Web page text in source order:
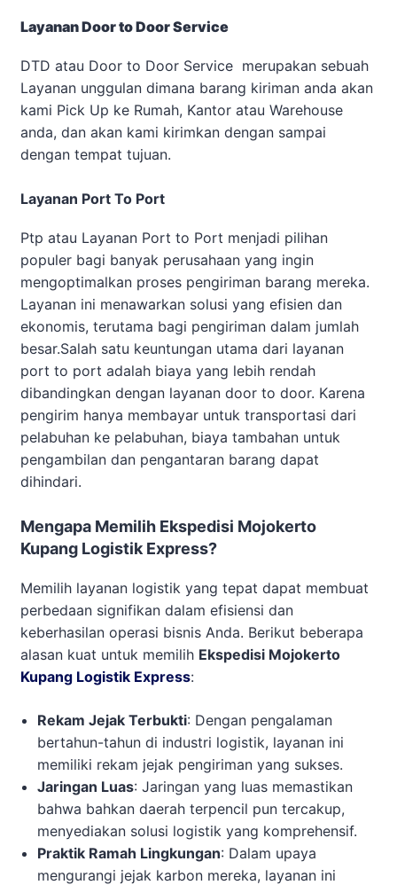
Layanan Door to Door Service
DTD atau Door to Door Service merupakan sebuah
Layanan unggulan dimana barang kiriman anda akan
kami Pick Up ke Rumah, Kantor atau Warehouse
anda, dan akan kami kirimkan dengan sampai
dengan tempat tujuan.
Layanan Port To Port
Ptp atau Layanan Port to Port menjadi pilihan
populer bagi banyak perusahaan yang ingin
mengoptimalkan proses pengiriman barang mereka.
Layanan ini menawarkan solusi yang efisien dan
ekonomis, terutama bagi pengiriman dalam jumlah
besar.Salah satu keuntungan utama dari layanan
port to port adalah biaya yang lebih rendah
dibandingkan dengan layanan door to door. Karena
pengirim hanya membayar untuk transportasi dari
pelabuhan ke pelabuhan, biaya tambahan untuk
pengambilan dan pengantaran barang dapat
dihindari.
Mengapa Memilih Ekspedisi Mojokerto
Kupang Logistik Express?
Memilih layanan logistik yang tepat dapat membuat
perbedaan signifikan dalam efisiensi dan
keberhasilan operasi bisnis Anda. Berikut beberapa
alasan kuat untuk memilih Ekspedisi Mojokerto
Kupang Logistik Express:
Rekam Jejak Terbukti: Dengan pengalaman
bertahun-tahun di industri logistik, layanan ini
memiliki rekam jejak pengiriman yang sukses.
Jaringan Luas: Jaringan yang luas memastikan
bahwa bahkan daerah terpencil pun tercakup,
menyediakan solusi logistik yang komprehensif.
Praktik Ramah Lingkungan: Dalam upaya
mengurangi jejak karbon mereka, layanan ini